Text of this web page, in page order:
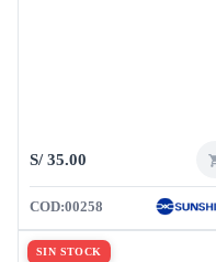
S/35.00
COD:00258
Desarmadores